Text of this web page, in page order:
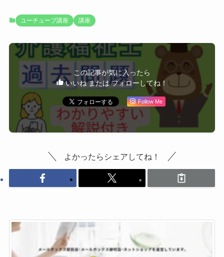
ユーチューブ講座 講座
この記事が気に入ったら
いいね または フォローしてね！
Follow Me
よかったらシェアしてね！